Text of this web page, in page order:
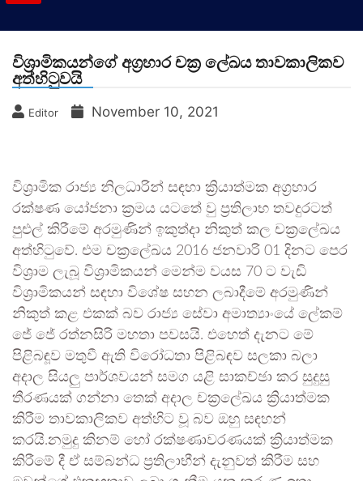
විශ්‍රාමිකයන්ගේ අග්‍රහාර චක්‍ර ලේඛය තාවකාලිකව
අත්හිටුවයි
Editor November 10, 2021
විශ්‍රාමික රාජ්‍ය නිලධාරින් සඳහා ක්‍රියාත්මක අග්‍රහාර
රක්ෂණ යෝජනා ක්‍රමය යටතේ වු ප්‍රතිලාභ තවදුරටත්
පුඑල් කිරීමේ අරමුණින් ඉකුත්දා නිකුත් කල චක්‍රලේඛය
අත්හිටුවේ. එම චක්‍රලේඛය 2016 ජනවාරි 01 දිනට පෙර
විශ්‍රාම ලැබූ විශ්‍රාමිකයන් මෙන්ම වයස 70 ට වැඩි
විශ්‍රාමිකයන් සඳහා විශේෂ සහන ලබාදීමේ අරමුණින්
නිකුත් කළ එකක් බව රාජ්‍ය සේවා අමාත්‍යාංයේ ලේකම්
ජේ ජේ රත්නසිරි මහතා පවසයි. එහෙත් දැනට මේ
පිළිබඳූව මතුවී ඇති විරෝධතා පිළිබඳව සලකා බලා
අදාල සියලු පාර්ශවයන් සමග යළි සාකච්ඡා කර සුදුසු
තීරණයක් ගන්නා තෙක් අදාල චක්‍රලේඛය ක්‍රියාත්මක
කිරීම තාවකාලිකව අත්හිට වූ බව ඔහු සඳහන්
කරයි.නමුදු කිනම් හෝ රක්ෂණාවරණයක් ක්‍රියාත්මක
කිරීමේ දී ඒ සම්බන්ධ ප්‍රතිලාභීන් දැනුවත් කිරීම සහ